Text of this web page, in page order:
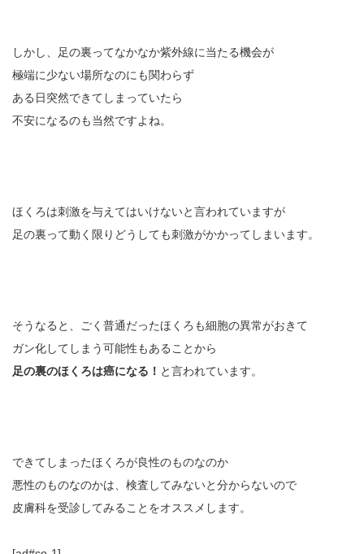
しかし、足の裏ってなかなか紫外線に当たる機会が
極端に少ない場所なのにも関わらず
ある日突然できてしまっていたら
不安になるのも当然ですよね。
ほくろは刺激を与えてはいけないと言われていますが
足の裏って動く限りどうしても刺激がかかってしまいます。
そうなると、ごく普通だったほくろも細胞の異常がおきて
ガン化してしまう可能性もあることから
足の裏のほくろは癌になる！ と言われています。
できてしまったほくろが良性のものなのか
悪性のものなのかは、検査してみないと分からないので
皮膚科を受診してみることをオススメします。